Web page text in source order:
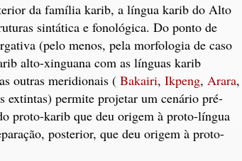
da família karib, a língua karib do Alto
sintática e fonológica. Do ponto de
(pelo menos, pela morfologia de caso
alto-xinguana com as línguas karib
outras meridionais (Bakairi, Ikpeng, Arara,
extintas) permite projetar um cenário pré-
proto-karib que deu origem à proto-língua
posterior, que deu origem à proto-